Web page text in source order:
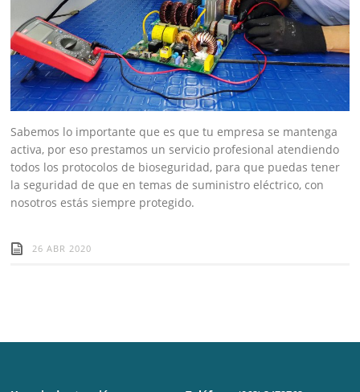
Sabemos lo importante que es que tu empresa se mantenga
activa, por eso prestamos un servicio profesional atendiendo
todos los protocolos de bioseguridad, para que puedas tener
la seguridad de que en temas de suministro eléctrico, con
nosotros estás siempre protegido.
26 ABR 2020